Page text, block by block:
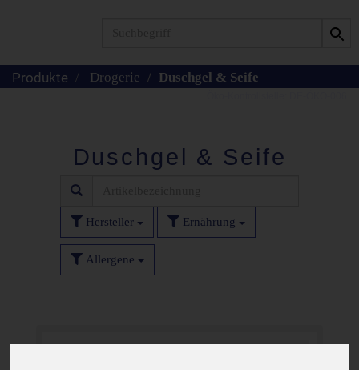
Drogerie Duschgel & Seife
Duschgel & Seife
Hersteller Ernährung
Allergene